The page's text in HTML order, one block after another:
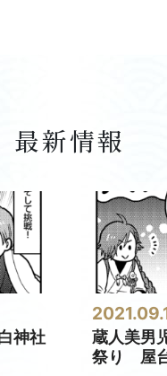
最新情報
神社
蔵人美男
祭り 屋